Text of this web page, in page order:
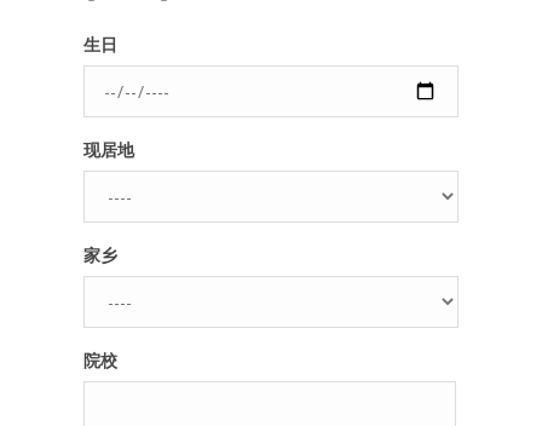
记住我的登录状态
没帐号？注册一个
品牌的力量
生日
现居地
家乡
院校